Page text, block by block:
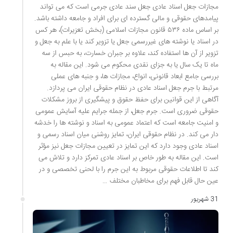
مجازات جعل اسناد عادی جعل سند عادی جرمی است که می تواند
پیامدهای حقوقی و مالی گسترده ای برای افراد و جامعه داشته باشد.
بر اساس ماده ۵۳۶ قانون مجازات اسلامی (بخش تعزیرات)، هر کس
در اسناد یا نوشته های غیررسمی جعل یا تزویر کند یا با علم به جعل و
تزویر از آن ها استفاده کند، علاوه بر جبران خسارت، به حبس از سه
ماه تا یک سال یا به جزای نقدی محکوم می شود. این مقاله به
بررسی جامع ابعاد قانونی، انواع، مجازات ها، و جنبه های عملی
مرتبط با جرم جعل اسناد عادی در نظام حقوقی ایران می پردازد.
آگاهی از این قوانین برای حفظ حقوق و پیشگیری از بروز مشکلات
حقوقی ضروری است. جرم جعل، از جمله جرایم علیه آسایش عمومی
و امنیت جامعه است که اعتماد عمومی به اسناد و نوشته ها را خدشه
دار می کند. در نظام حقوقی ایران، تمایز روشنی میان اسناد رسمی و
اسناد عادی وجود دارد که این تمایز در تعیین مجازات جعل نیز مؤثر
است. این مقاله به طور خاص بر اسناد عادی تمرکز دارد و تلاش می
کند تا اطلاعات حقوقی مربوط به این جرم را با لحنی تخصصی و در
عین حال قابل فهم برای مخاطبان مختلف …
31 شهریور